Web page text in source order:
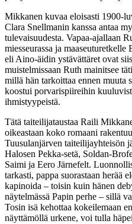
Mikkanen kuvaa eloisasti 1900-
Clara Snellmanin kanssa antaa
tulevaisuudesta. Vapaa-ajallaan
miesseurassa ja
eli Aino-äidin ystävättäret ovat
muistelmissaan Ruth mainitsee
millä hän tarkoittaa ennen muuta
koostui porvarispiireihin
ihmistyypeistä.
Tätä taiteilijataustaa Raili
oikeastaan koko romaani
Tuusulanjärven taiteilijayhteisön
Halosen Pekka-setä, Soldan-
Saimi ja Eero Järnefelt.
tarkasti, pappa suorastaan herää
kapinoida – toisin kuin hänen
näytelmässä Papin perhe – sillä
Tosin isä kehottaa kokeilemaan
näyttämöllä urkene, voi tulla